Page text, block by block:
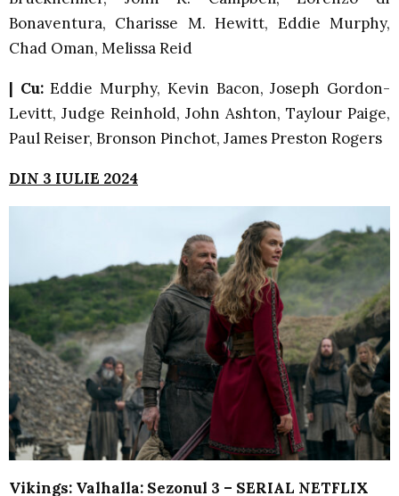
Bonaventura, Charisse M. Hewitt, Eddie Murphy,
Chad Oman, Melissa Reid
| Cu:Eddie Murphy, Kevin Bacon, Joseph Gordon-
Levitt, Judge Reinhold, John Ashton, Taylour Paige,
Paul Reiser, Bronson Pinchot, James Preston Rogers
DIN 3 IULIE 2024
Vikings: Valhalla: Sezonul 3 – SERIAL NETFLIX